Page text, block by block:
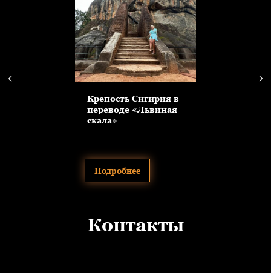
Крепость Сигирия в
переводе «Львиная
скала»
Подробнее
Контакты